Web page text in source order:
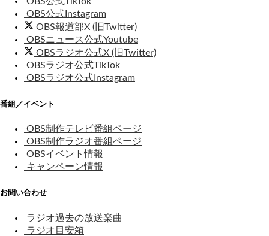
OBS公式Instagram
OBS報道部X (旧Twitter)
OBSニュース公式Youtube
OBSラジオ公式X (旧Twitter)
OBSラジオ公式TikTok
OBSラジオ公式Instagram
番組／イベント
OBS制作テレビ番組ページ
OBS制作ラジオ番組ページ
OBSイベント情報
キャンペーン情報
お問い合わせ
ラジオ過去の放送楽曲
ラジオ目安箱